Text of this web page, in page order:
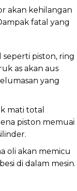
akan kehilangan
fatal yang
piston, ring
as akan aus
yang
mati total
piston memuai
oli akan memicu
di dalam mesin.